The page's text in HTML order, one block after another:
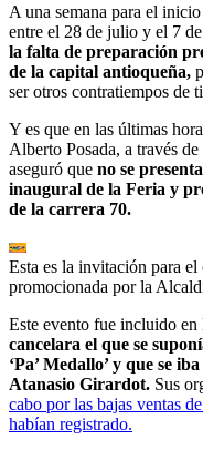
A una semana para el
entre el 28 de julio y el 7
la falta de preparación
de la capital antioqueña,
ser otros contratiempos de
Y es que en las últimas
Alberto Posada, a través
aseguró que no se
inaugural de la Feria y
de la carrera 70.
Esta es la invitación para
promocionada por la
Este evento fue incluido
cancelara el que se
‘Pa’ Medallo’ y que se
Atanasio Girardot. Sus
cabo por las bajas ventas
habían registrado.